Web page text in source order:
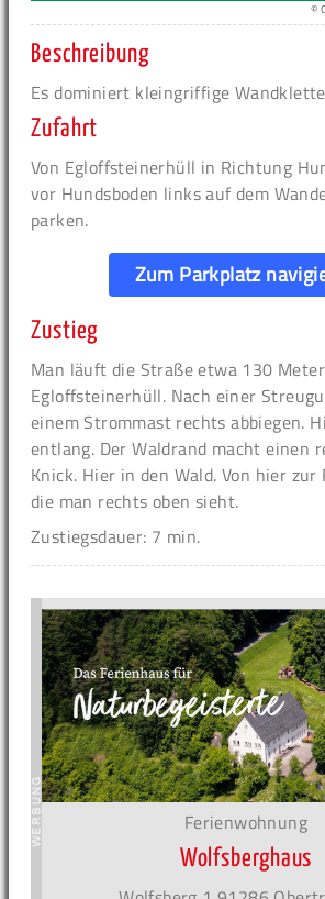
©
Beschreibung
Es dominiert kleingriffige
Zufahrt
Von Egloffsteinerhüll in Richtung
vor Hundsboden links auf dem
parken.
Zum Parkplatz
Zustieg
Man läuft die Straße etwa 130
Egloffsteinerhüll. Nach einer
einem Strommast rechts abbiegen.
entlang. Der Waldrand macht einen
Knick. Hier in den Wald. Von hier zur
die man rechts oben sieht.
Zustiegsdauer: 7 min.
Ferienwohnung
Wolfsberghaus